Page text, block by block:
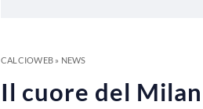
CALCIOWEB» NEWS
Il cuore del